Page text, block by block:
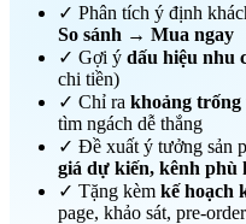
✓ Phân tích ý định
So sánh → Mua ngay
✓ Gợi ý dấu hiệu nhu
chi tiền)
✓ Chỉ ra khoảng
tìm ngách dễ thắng
✓ Đề xuất ý tưởng sản
giá dự kiến, kênh phù
✓ Tặng kèm kế hoạch
page, khảo sát, pre-